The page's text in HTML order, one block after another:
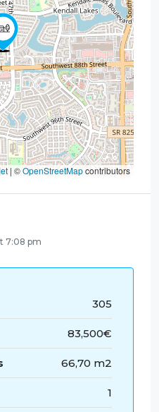
| ©OpenStreetMapcontributors
7:08 pm
305
83,500€
66,70 m2
1